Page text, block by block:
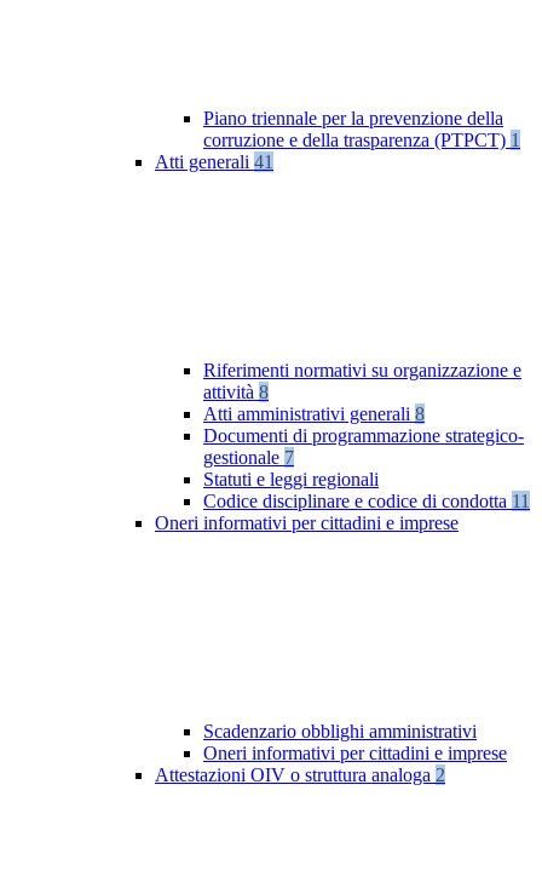
Piano triennale per la prevenzione della
corruzione e della trasparenza (PTPCT) 1
Atti generali 41
Riferimenti normativi su organizzazione e
attività 8
Atti amministrativi generali 8
Documenti di programmazione strategico-
gestionale 7
Statuti e leggi regionali
Codice disciplinare e codice di condotta 11
Oneri informativi per cittadini e imprese
Scadenzario obblighi amministrativi
Oneri informativi per cittadini e imprese
Attestazioni OIV o struttura analoga 2